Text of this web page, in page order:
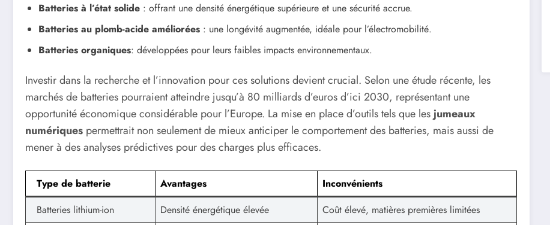
Batteries à l’état solide : offrant une densité énergétique supérieure et une sécurité accrue.
Batteries au plomb-acide améliorées : une longévité augmentée, idéale pour l’électromobilité.
Batteries organiques: développées pour leurs faibles impacts environnementaux.
Investir dans la recherche et l’innovation pour ces solutions devient crucial. Selon une étude récente, les
marchés de batteries pourraient atteindre jusqu’à 80 milliards d’euros d’ici 2030, représentant une
opportunité économique considérable pour l’Europe. La mise en place d’outils tels que les jumeaux
numériques permettrait non seulement de mieux anticiper le comportement des batteries, mais aussi de
mener à des analyses prédictives pour des charges plus efficaces.
Type de batterie Avantages
Inconvénients
Batteries lithium-ion
Densité énergétique élevée Coût élevé, matières premières limitées